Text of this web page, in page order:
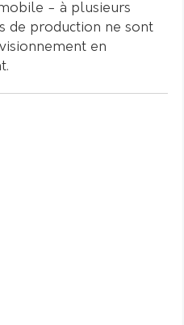
- à plusieurs
de production ne sont
en